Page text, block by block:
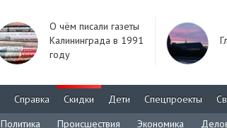
О чём писали газеты
Калининграда в 1991
году
Справка Скидки Дети Спецпроекты
Политика Происшествия Экономика